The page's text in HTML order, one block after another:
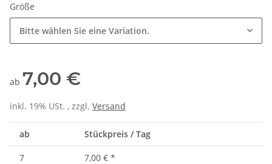
Größe
Bitte wählen Sie eine Variation.
ab 7,00 €
inkl. 19% USt. , zzgl. Versand
ab Stückpreis / Tag
7 7,00 € *